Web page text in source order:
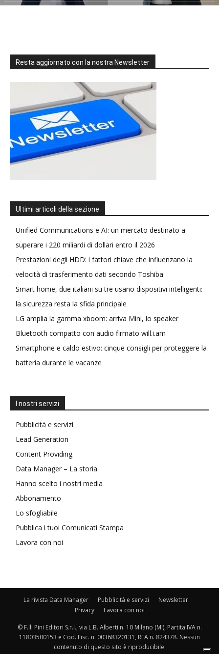
Resta aggiornato con la nostra Newsletter
Ultimi articoli della sezione
Unified Communications e AI: un mercato destinato a
superare i 220 miliardi di dollari entro il 2026
Prestazioni degli HDD: i fattori chiave che influenzano la
velocità di trasferimento dati secondo Toshiba
Smart home, due italiani su tre usano dispositivi intelligenti:
la sicurezza resta la sfida principale
LG amplia la gamma xboom: arriva Mini, lo speaker
Bluetooth compatto con audio firmato will.i.am
Smartphone e caldo estivo: cinque consigli per proteggere la
batteria durante le vacanze
I nostri servizi
Pubblicità e servizi
Lead Generation
Content Providing
Data Manager – La storia
Hanno scelto i nostri media
Abbonamento
Lo sfogliabile
Pubblica i tuoi Comunicati Stampa
Lavora con noi
La rivista Data Manager Pubblicità e servizi
Newsletter
Privacy
Lavora con noi
© F.lli Pini Editori S.r.l., via L.B. Alberti n. 10 Milano (MI), Partita IVA n.
11803500153 e Cod. Fisc. n. 00368320131, REA n. 824378. Nessun
contenuto di questo sito è riproducibile.